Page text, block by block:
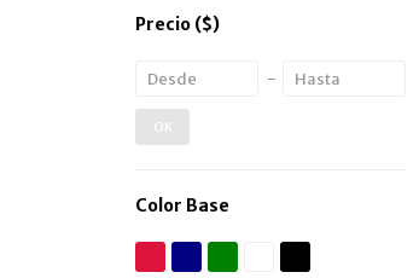
Precio ($)
OK
Color Base